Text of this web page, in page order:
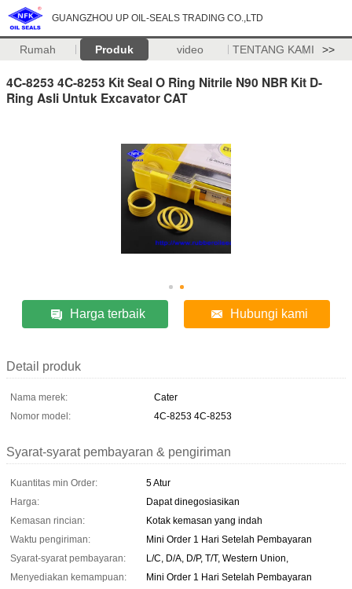
GUANGZHOU UP OIL-SEALS TRADING CO.,LTD
Rumah Produk video TENTANG KAMI >>
4C-8253 4C-8253 Kit Seal O Ring Nitrile N90 NBR Kit D-
Ring Asli Untuk Excavator CAT
Harga terbaik Hubungi kami
Detail produk
Nama merek:
Cater
Nomor model:
4C-8253 4C-8253
Syarat-syarat pembayaran & pengiriman
Kuantitas min Order:
5 Atur
Harga:
Dapat dinegosiasikan
Kemasan rincian:
Kotak kemasan yang indah
Waktu pengiriman:
Mini Order 1 Hari Setelah Pembayaran
Syarat-syarat pembayaran:
L/C, D/A, D/P, T/T, Western Union,
Menyediakan kemampuan:
Mini Order 1 Hari Setelah Pembayaran